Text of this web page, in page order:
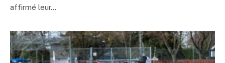
affirmé leur…